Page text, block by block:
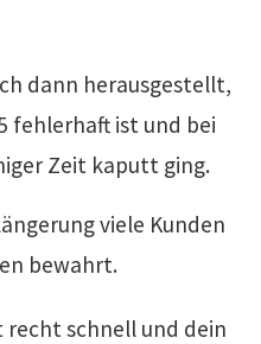
dann herausgestellt,
fehlerhaft ist und bei
Zeit kaputt ging.
viele Kunden
bewahrt.
recht schnell und dein